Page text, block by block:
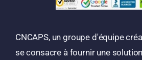
CNCAPS, un groupe d'équipe
se consacre à fournir une